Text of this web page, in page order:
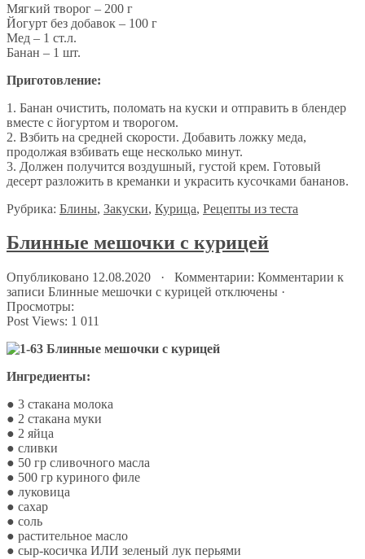
Мягкий творог – 200 г
Йогурт без добавок – 100 г
Мед – 1 ст.л.
Банан – 1 шт.
Приготовление:
1. Банан очистить, поломать на куски и отправить в блендер
вместе с йогуртом и творогом.
2. Взбить на средней скорости. Добавить ложку меда,
продолжая взбивать еще несколько минут.
3. Должен получится воздушный, густой крем. Готовый
десерт разложить в креманки и украсить кусочками бананов.
Рубрика: Блины, Закуски, Курица, Рецепты из теста
Блинные мешочки с курицей
Опубликовано 12.08.2020 · Комментарии: Комментарии к
записи Блинные мешочки с курицей отключены ·
Просмотры:
Post Views: 1 011
Ингредиенты:
● 3 стакана молока
● 2 стакана муки
● 2 яйца
● сливки
● 50 гр сливочного масла
● 500 гр куриного филе
● луковица
● сахар
● соль
● растительное масло
● сыр-косичка ИЛИ зеленый лук перьями